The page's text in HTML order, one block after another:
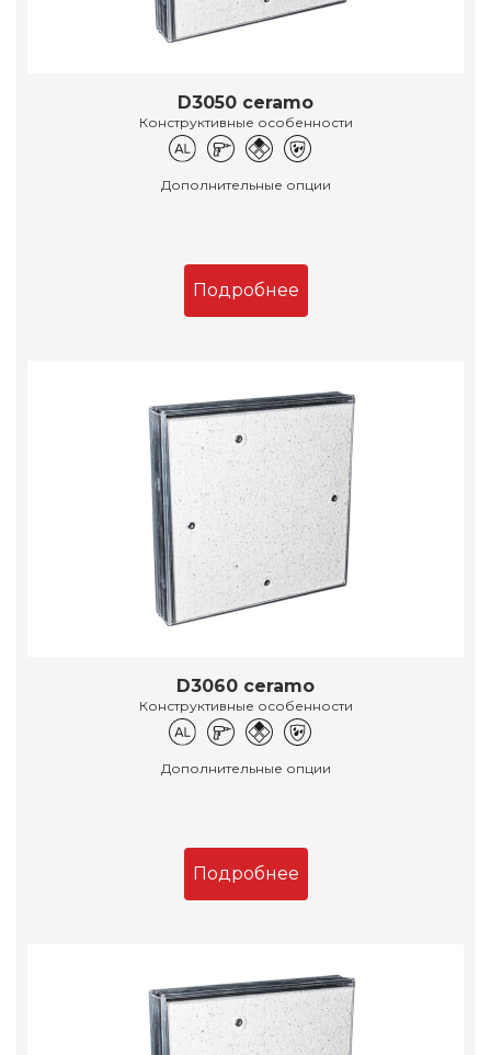
D3050 ceramo
Конструктивные особенности
Дополнительные опции
Подробнее
D3060 ceramo
Конструктивные особенности
Дополнительные опции
Подробнее